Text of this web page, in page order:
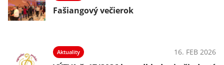
Fašiangový večierok
Aktuality 16. FEB 2026